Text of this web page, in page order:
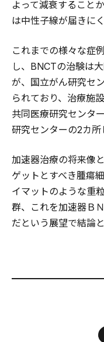
よって減衰すること
は中性子線が届きに
これまでの様々な症
し、BNCTの治験は
が、国立がん研究セ
られており、治療施
共同医療研究センタ
研究センターの2カ所
加速器治療の将来像
ゲットとすべき腫瘍
イマットのような重
群、これを加速器Ｂ
だという展望で結論と